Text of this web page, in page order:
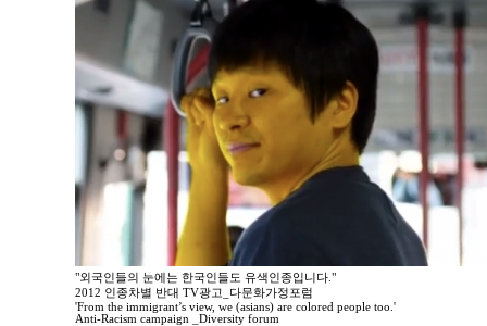
"외국인들의 눈에는 한국인들도 유색인종입니다."
2012 인종차별 반대 TV광고_다문화가정포럼
'From the immigrant’s view, we (asians) are colored people too.'
Anti-Racism campaign _Diversity forum